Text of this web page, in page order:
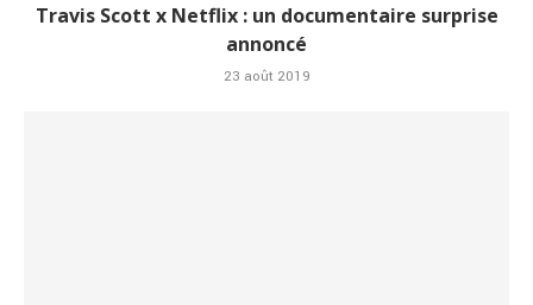
Travis Scott x Netflix : un documentaire surprise
annoncé
23 août 2019